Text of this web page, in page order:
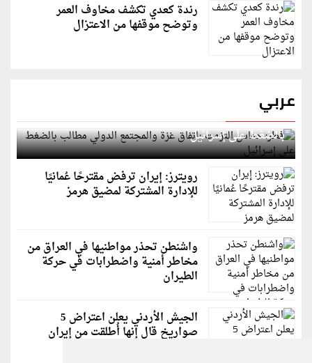
رندة كعدي تكشف مخاوف العمر
وتوضح موقفها من الاعتزال
عربي
قطر: حماس التزمت باتفاق غزة والمجتمع الدولي مطالب
بالضغط على إسرائيل
رويترز: إيران ترفض مقترحًا عُمانيًا
للإدارة المشتركة لمضيق هرمز
واشنطن تحذر مواطنيها في العراق من
مخاطر أمنية واضطرابات في حركة
الطيران
الجيش الأردني يعلن اعتراض 5
صواريخ قال إنها أُطلقت من إيران